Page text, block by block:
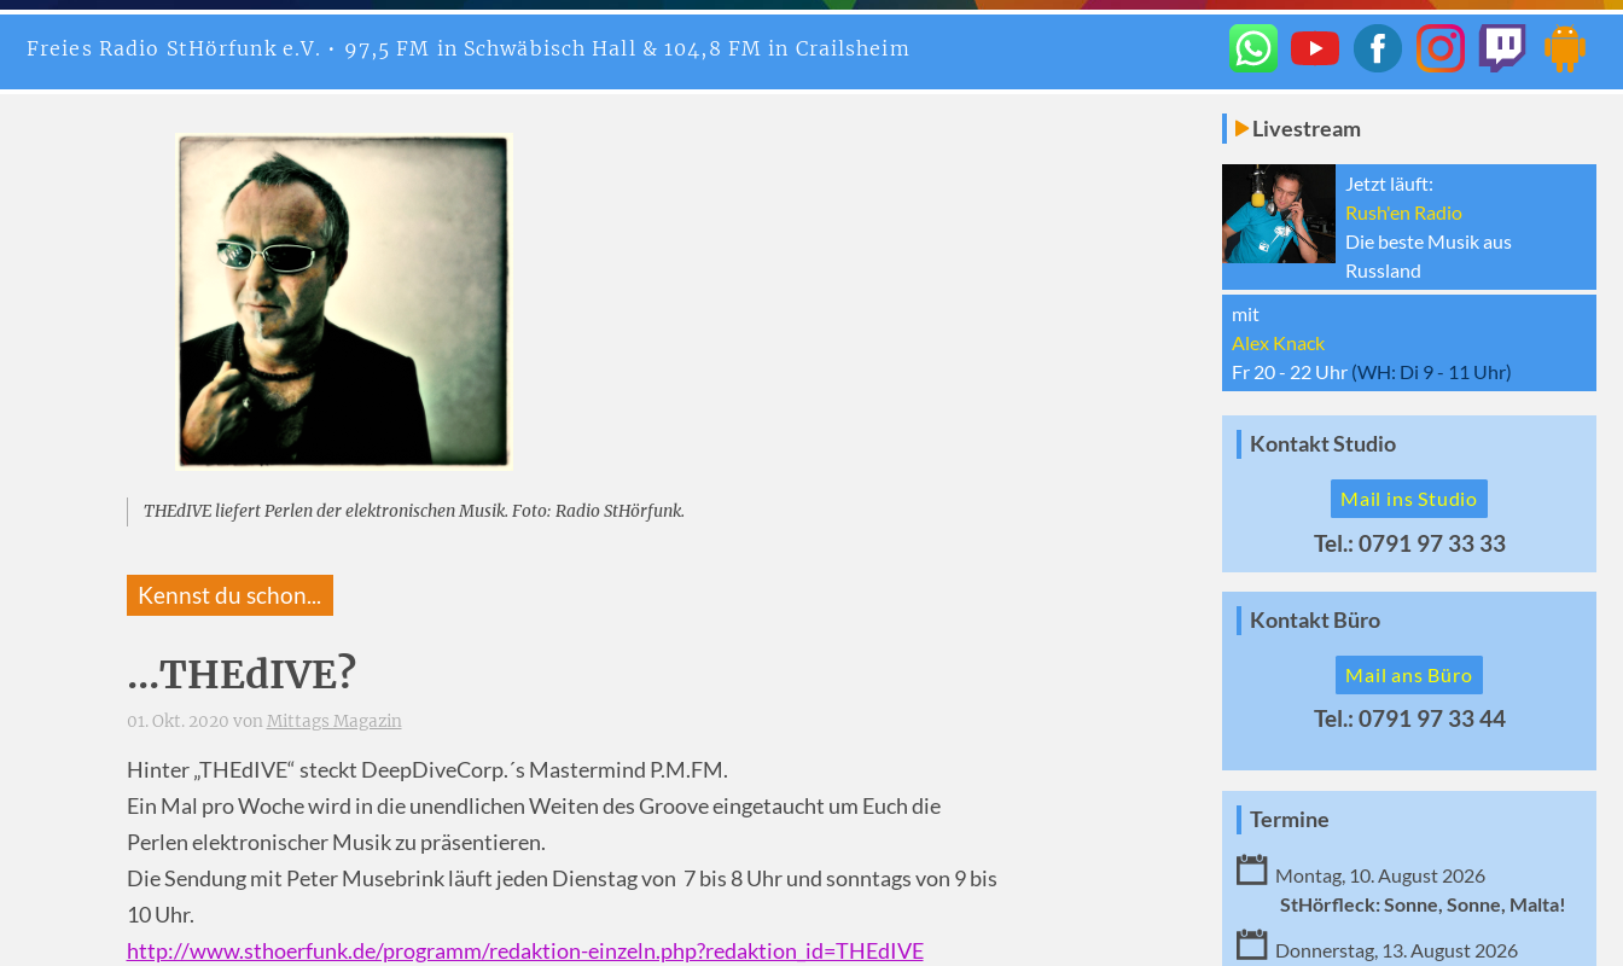
Freies Radio StHörfunke.V. • 97,5 FM in Schwäbisch Hall & 104,8 FM in Crailsheim
THEdIVE liefert Perlen der elektronischen Musik. Foto: Radio StHörfunk.
Kennst du schon...
...THEdIVE?
01. Okt. 2020 von Mittags Magazin
Hinter „THEdIVE“ steckt DeepDiveCorp.´s Mastermind P.M.FM.
Ein Mal pro Woche wird in die unendlichen Weiten des Groove eingetaucht um Euch die
Perlen elektronischer Musik zu präsentieren.
Die Sendung mit Peter Musebrink läuft jeden Dienstag von 7 bis 8 Uhr und sonntags von 9 bis
10 Uhr.
http://www.sthoerfunk.de/programm/redaktion-einzeln.php?redaktion_id=THEdIVE
Livestream
Jetzt läuft:
Rush'en Radio
Die beste Musik aus
Russland
mit
Alex Knack
Fr 20 - 22 Uhr (WH: Di 9 - 11 Uhr)
Kontakt Studio
Mail ins Studio
Tel.: 0791 97 33 33
Kontakt Büro
Mail ans Büro
Tel.: 0791 97 33 44
Termine
Montag, 10. August 2026
StHörfleck: Sonne, Sonne, Malta!
Donnerstag, 13. August 2026